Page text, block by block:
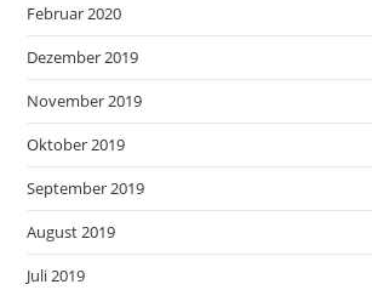
Februar 2020
Dezember 2019
November 2019
Oktober 2019
September 2019
August 2019
Juli 2019